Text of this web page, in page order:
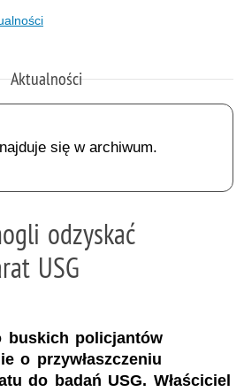
Aktualności
się w archiwum.
odzyskać
USG
buskich policjantów
o przywłaszczeniu
do badań USG. Właściciel